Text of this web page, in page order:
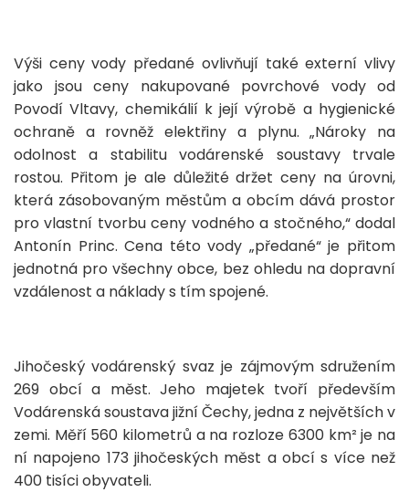
Výši ceny vody předané ovlivňují také externí vlivy
jako jsou ceny nakupované povrchové vody od
Povodí Vltavy, chemikálií k její výrobě a hygienické
ochraně a rovněž elektřiny a plynu. „Nároky na
odolnost a stabilitu vodárenské soustavy trvale
rostou. Přitom je ale důležité držet ceny na úrovni,
která zásobovaným městům a obcím dává prostor
pro vlastní tvorbu ceny vodného a stočného,“ dodal
Antonín Princ. Cena této vody „předané“ je přitom
jednotná pro všechny obce, bez ohledu na dopravní
vzdálenost a náklady s tím spojené.
Jihočeský vodárenský svaz je zájmovým sdružením
269 obcí a měst. Jeho majetek tvoří především
Vodárenská soustava jižní Čechy, jedna z největších v
zemi. Měří 560 kilometrů a na rozloze 6300 km² je na
ní napojeno 173 jihočeských měst a obcí s více než
400 tisíci obyvateli.